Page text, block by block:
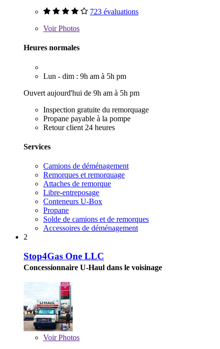
723 évaluations
VoirPhotos
Heures normales
Lun - dim : 9h am à 5h pm
Ouvert aujourd'hui de 9h am à 5h pm
Inspection gratuite du remorquage
Propane payable à la pompe
Retour client 24 heures
Services
Camions de déménagement
Remorques et remorquage
Attaches de remorque
Libre-entreposage
Conteneurs U-Box
Propane
Solde de camions et de remorques
Accessoires de déménagement
2
Stop4Gas One LLC
Concessionnaire U-Haul dans le voisinage
VoirPhotos